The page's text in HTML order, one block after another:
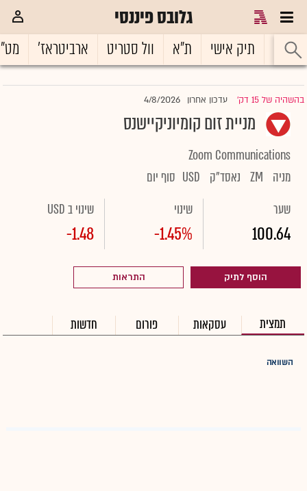
גלובס פיננסי
ראשי תיק אישי ת"א וול סטריט ארביטראז'
בהשהיה של 15 דק' |עדכון אחרון 4/8/2026
מניית זום קומיוניקיישנס
Zoom Communications
מניה
ZM נאסד"ק USD סוף יום
שער
100.64
שינוי
-1.45%
שינוי ב USD
-1.48
הוסף לתיק התראות
תמצית עסקאות פורום חדשות
השוואה